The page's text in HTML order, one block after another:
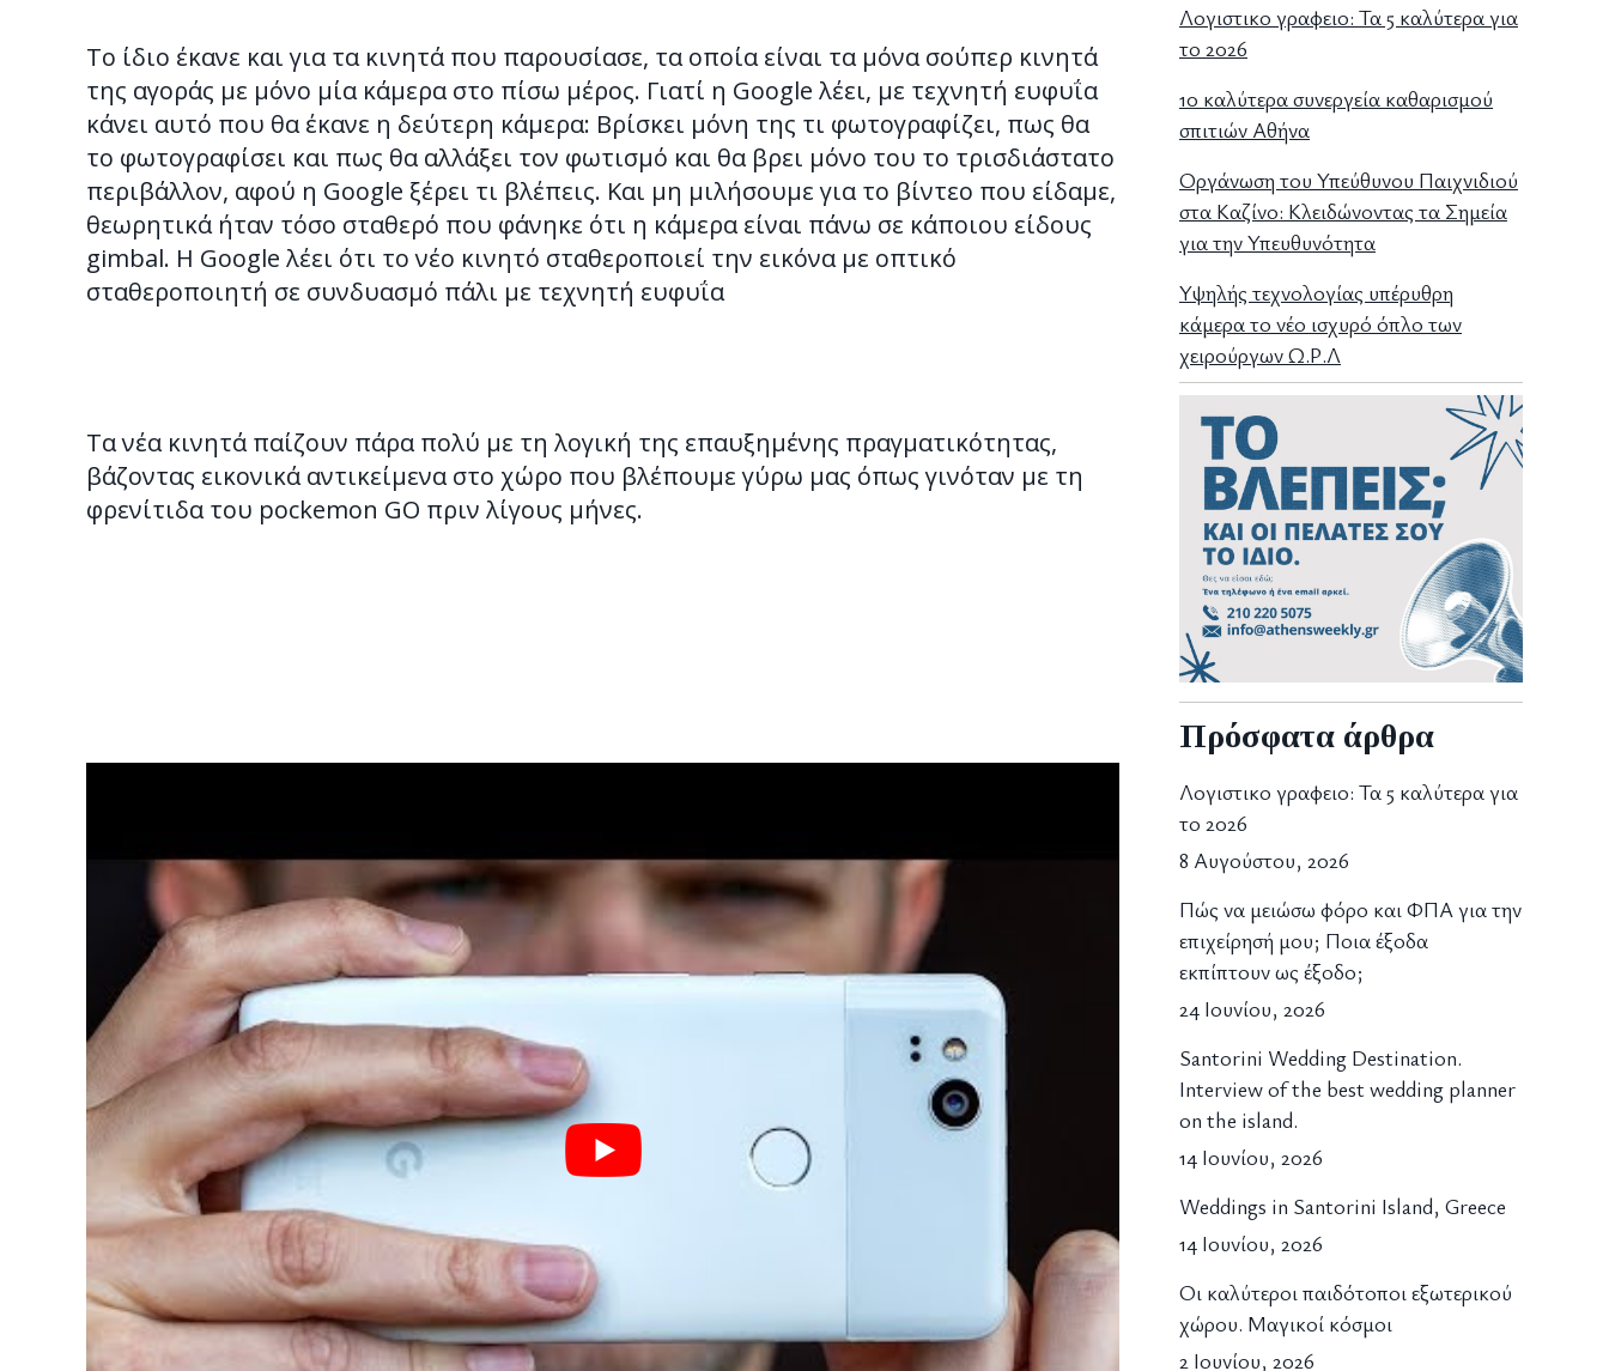
Το ίδιο έκανε και για τα κινητά που παρουσίασε, τα οποία είναι τα μόνα σούπερ κινητά
της αγοράς με μόνο μία κάμερα στο πίσω μέρος. Γιατί η Google λέει, με τεχνητή ευφυΐα
κάνει αυτό που θα έκανε η δεύτερη κάμερα: Bρίσκει μόνη της τι φωτογραφίζει, πως θα
το φωτογραφίσει και πως θα αλλάξει τον φωτισμό και θα βρει μόνο του το τρισδιάστατο
περιβάλλον, αφού η Google ξέρει τι βλέπεις. Και μη μιλήσουμε για το βίντεο που είδαμε,
θεωρητικά ήταν τόσο σταθερό που φάνηκε ότι η κάμερα είναι πάνω σε κάποιου είδους
gimbal. Η Google λέει ότι το νέο κινητό σταθεροποιεί την εικόνα με οπτικό
σταθεροποιητή σε συνδυασμό πάλι με τεχνητή ευφυΐα
Tα νέα κινητά παίζουν πάρα πολύ με τη λογική της επαυξημένης πραγματικότητας,
βάζοντας εικονικά αντικείμενα στο χώρο που βλέπουμε γύρω μας όπως γινόταν με τη
φρενίτιδα του pockemon GO πριν λίγους μήνες.
Λογιστικο γραφειο: Τα 5 καλύτερα για
το 2026
10 καλύτερα συνεργεία καθαρισμού
σπιτιών Αθήνα
Οργάνωση του Υπεύθυνου Παιχνιδιού
στα Καζίνο: Κλειδώνοντας τα Σημεία
για την Υπευθυνότητα
Υψηλής τεχνολογίας υπέρυθρη
κάμερα το νέο ισχυρό όπλο των
χειρούργων Ω.Ρ.Λ
Πρόσφατα άρθρα
Λογιστικο γραφειο: Τα 5 καλύτερα για
το 2026
8 Αυγούστου, 2026
Πώς να μειώσω φόρο και ΦΠΑ για την
επιχείρησή μου; Ποια έξοδα
εκπίπτουν ως έξοδο;
24 Ιουνίου, 2026
Santorini Wedding Destination.
Interview of the best wedding planner
on the island.
14 Ιουνίου, 2026
Weddings in Santorini Island, Greece
14 Ιουνίου, 2026
Οι καλύτεροι παιδότοποι εξωτερικού
χώρου. Μαγικοί κόσμοι
2 Ιουνίου, 2026